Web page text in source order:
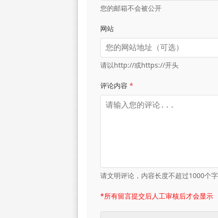
您的邮箱不会被公开
网站
请以http://或https://开头
评论内容 *
请文明评论，内容长度不超过1000个
*所有留言提交后人工审核后才会显示